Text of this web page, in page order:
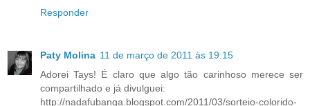
Responder
Paty Molina 11 de março de 2011 às 19:15
Adorei Tays! É claro que algo tão carinhoso merece ser
compartilhado e já divulguei:
http://nadafubanga.blogspot.com/2011/03/sorteio-colorido-